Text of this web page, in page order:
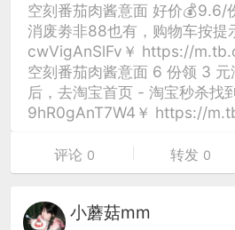
空刻番茄肉酱意面 好价💰9.6/
消废劵非88也有，购物车按
cwVigAnSlFv￥ https://
空刻番茄肉酱意面 6 份领 3 元
后，去淘宝首页 - 淘宝秒杀找
9hR0gAnT7W4￥ https://
评论 0 转发 0
小蘑菇mm